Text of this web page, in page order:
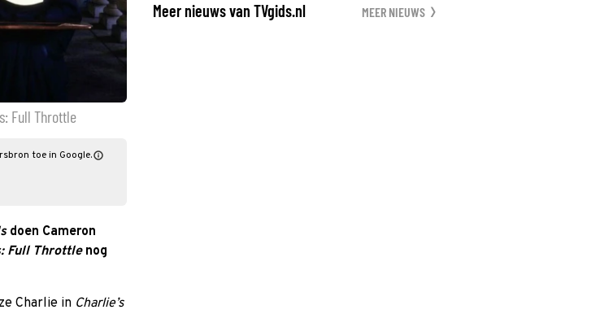
Full Throttle
toe in Google.
doen Cameron
Full Throttlenog
Charlie in Charlie’s
Meer nieuws van TVgids.nl MEER NIEUWS